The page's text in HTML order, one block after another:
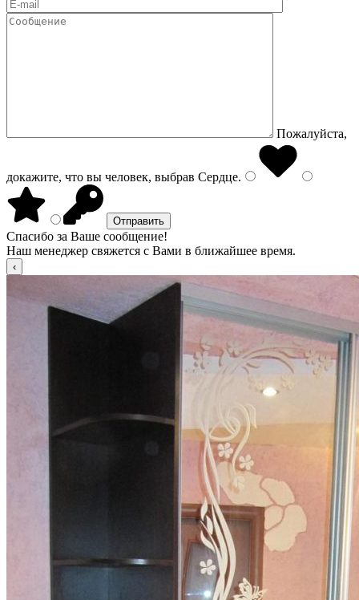
Пожалуйста,
докажите, что вы человек, выбрав Сердце.
Спасибо за Ваше сообщение!
Наш менеджер свяжется с Вами в ближайшее время.